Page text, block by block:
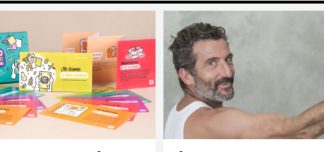
actividades vinculadas con la
ecología, el respeto por...